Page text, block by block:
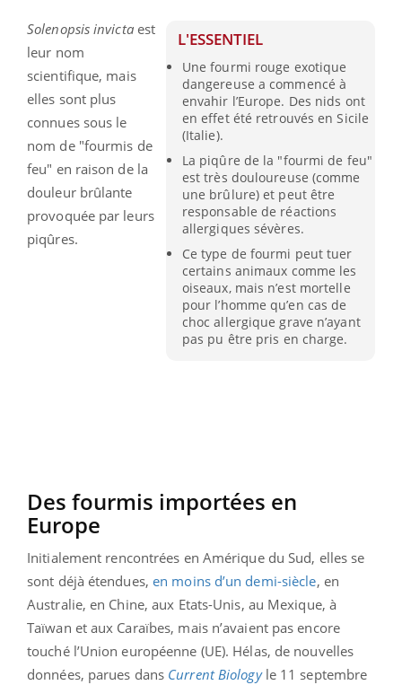
L'ESSENTIEL
Une fourmi rouge exotique
dangereuse a commencé à
envahir l’Europe. Des nids ont
en effet été retrouvés en Sicile
(Italie).
La piqûre de la "fourmi de feu"
est très douloureuse (comme
une brûlure) et peut être
responsable de réactions
allergiques sévères.
Ce type de fourmi peut tuer
certains animaux comme les
oiseaux, mais n’est mortelle
pour l’homme qu’en cas de
choc allergique grave n’ayant
pas pu être pris en charge.
Solenopsis invicta est
leur nom
scientifique, mais
elles sont plus
connues sous le
nom de "fourmis de
feu" en raison de la
douleur brûlante
provoquée par leurs
piqûres.
Des fourmis importées en
Europe
Initialement rencontrées en Amérique du Sud, elles se
sont déjà étendues, en moins d’un demi-siècle, en
Australie, en Chine, aux Etats-Unis, au Mexique, à
Taïwan et aux Caraïbes, mais n’avaient pas encore
touché l’Union européenne (UE). Hélas, de nouvelles
données, parues dans Current Biology le 11 septembre